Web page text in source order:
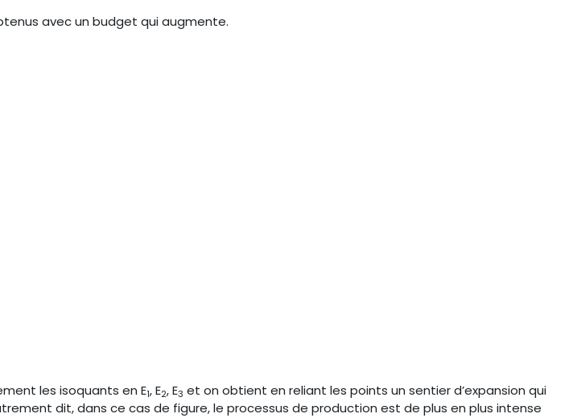
avec un budget qui augmente.
les isoquants en E1, E2, E3 et on obtient en reliant les points un sentier d’expansion qui
dit, dans ce cas de figure, le processus de production est de plus en plus intense